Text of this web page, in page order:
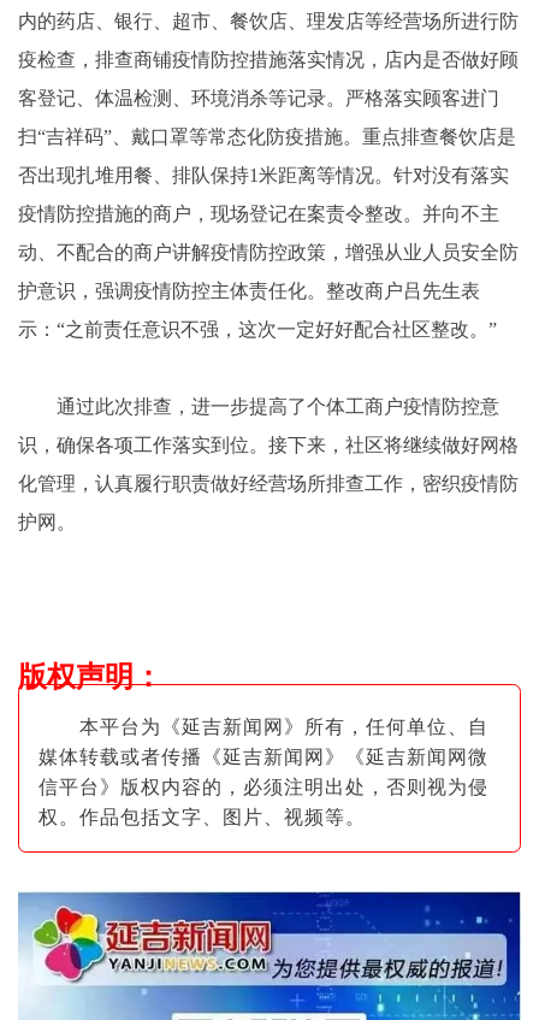
内的药店、银行、超市、餐饮店、理发店等经营场所进行防
疫检查，排查商铺疫情防控措施落实情况，店内是否做好顾
客登记、体温检测、环境消杀等记录。严格落实顾客进门
扫“吉祥码”、戴口罩等常态化防疫措施。重点排查餐饮店是
否出现扎堆用餐、排队保持1米距离等情况。针对没有落实
疫情防控措施的商户，现场登记在案责令整改。并向不主
动、不配合的商户讲解疫情防控政策，增强从业人员安全防
护意识，强调疫情防控主体责任化。整改商户吕先生表
示：“之前责任意识不强，这次一定好好配合社区整改。”
通过此次排查，进一步提高了个体工商户疫情防控意
识，确保各项工作落实到位。接下来，社区将继续做好网格
化管理，认真履行职责做好经营场所排查工作，密织疫情防
护网。
版权声明：
本平台为《延吉新闻网》所有，任何单位、自
媒体转载或者传播《延吉新闻网》《延吉新闻网微
信平台》版权内容的，必须注明出处，否则视为侵
权。作品包括文字、图片 、视频等。